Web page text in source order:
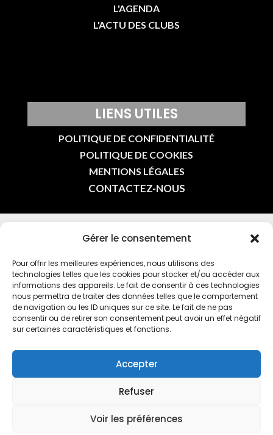
Gérer le consentement
Pour offrir les meilleures expériences, nous utilisons des
technologies telles que les cookies pour stocker et/ou accéder aux
informations des appareils. Le fait de consentir à ces technologies
nous permettra de traiter des données telles que le comportement
de navigation ou les ID uniques sur ce site. Le fait de ne pas
consentir ou de retirer son consentement peut avoir un effet négatif
sur certaines caractéristiques et fonctions.
Accepter
Refuser
Voir les préférences
L'AGENDA
L'ACTU DES CLUBS
LIENS UTILES
POLITIQUE DE CONFIDENTIALITÉ
POLITIQUE DE COOKIES
MENTIONS LÉGALES
CONTACTEZ-NOUS
INSCRIVEZ-VOUS À LA NEWSLETTER DE L’OMEPS
En vous inscrivant à la newsletter, vous acceptez la
confidentialité
© 2024 - TOUS DROITS RÉSERVÉS |
SPORTS|PAR 7 SECONDES